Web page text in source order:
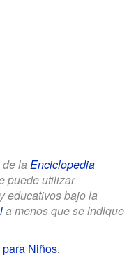
la Enciclopedia
puede utilizar
educativos bajo la
a menos que se indique
Niños.